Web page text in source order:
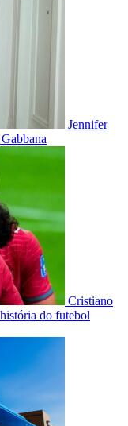
Jennifer
Cristiano
do futebol